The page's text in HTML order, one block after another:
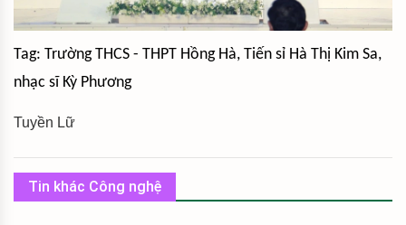
Tag: Trường THCS - THPT Hồng Hà, Tiến sỉ Hà Thị Kim Sa,
nhạc sĩ Kỳ Phương
Tuyền Lữ
Tin khác Công nghệ